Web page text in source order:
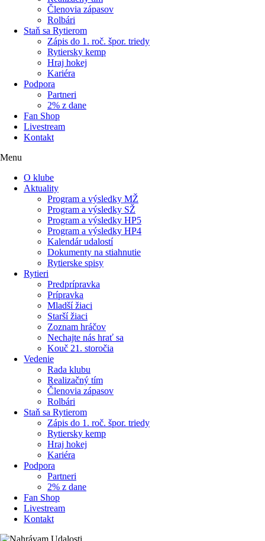
Členovia zápasov
Rolbári
Staň sa Rytierom
Zápis do 1. roč. špor. triedy
Rytiersky kemp
Hraj hokej
Kariéra
Podpora
Partneri
2% z dane
Fan Shop
Livestream
Kontakt
Menu
O klube
Aktuality
Program a výsledky MŽ
Program a výsledky SŽ
Program a výsledky HP5
Program a výsledky HP4
Kalendár udalostí
Dokumenty na stiahnutie
Rytierske spisy
Rytieri
Predprípravka
Prípravka
Mladší žiaci
Starší žiaci
Zoznam hráčov
Nechajte nás hrať sa
Kouč 21. storočia
Vedenie
Rada klubu
Realizačný tím
Členovia zápasov
Rolbári
Staň sa Rytierom
Zápis do 1. roč. špor. triedy
Rytiersky kemp
Hraj hokej
Kariéra
Podpora
Partneri
2% z dane
Fan Shop
Livestream
Kontakt